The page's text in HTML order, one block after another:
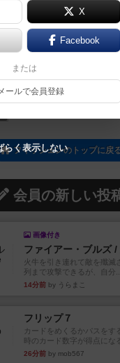
フィッシェンのトップに戻
会員の新しい投
画像付き
ファイアー・ブルズ /
火牛を引き連れて敵を殲滅
列まで攻撃できるが、自分...
14分前 by うらまこ
フリップ７
カードをめくるかパスをす
時のカード数字が得点にな
26分前 by mob567
X
Facebook
または
ールで会員登録
らく表示しない